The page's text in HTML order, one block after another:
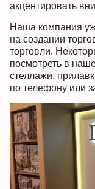
акцентировать
Наша компания
на создании
торговли.
посмотреть в
стеллажи,
по телефону или